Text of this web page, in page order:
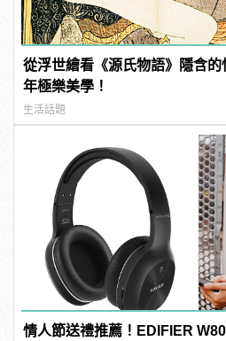
從浮世繪看《源氏物語》隱含
年極樂美學！
生活話題
情人節送禮推薦！EDIFIER